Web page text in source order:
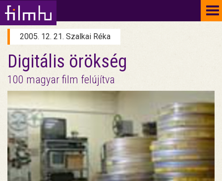
2005. 12. 21. Szalkai Réka
Digitális örökség
100 magyar film felújítva